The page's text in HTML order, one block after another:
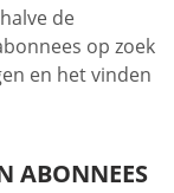
de
op zoek
en het vinden
ABONNEES